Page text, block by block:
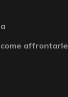
come affrontarle